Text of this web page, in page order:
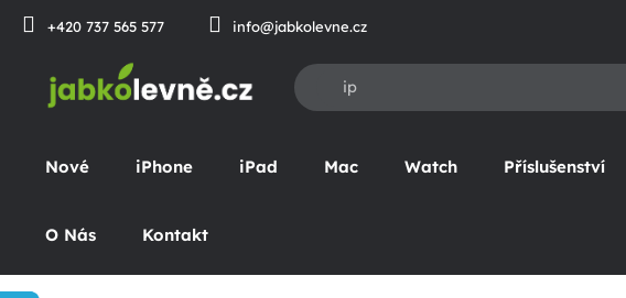
Přejít
+420 737 565 577 info@jabkolevne.cz
Nové iPhone iPad Mac Watch Příslušenství
O Nás Kontakt